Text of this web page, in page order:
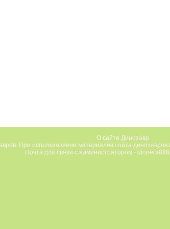
О сайте Динозавр.
При использовании материалов сайта
Почта для связи с администратором -